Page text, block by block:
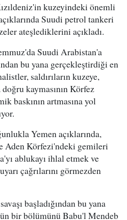
kuzeyindeki önemli
Suudi petrol tankeri
ateşlediklerini açıkladı.
Suudi Arabistan'a
bu yana gerçekleştirdiği en
saldırıların kuzeye,
kaymasının Körfez
baskının artmasına yol
Yemen açıklarında,
Aden Körfezi'ndeki gemileri
ablukayı ihlal etmek ve
çağrılarını görmezden
başladığından bu yana
bir bölümünü Babu'l Mendeb